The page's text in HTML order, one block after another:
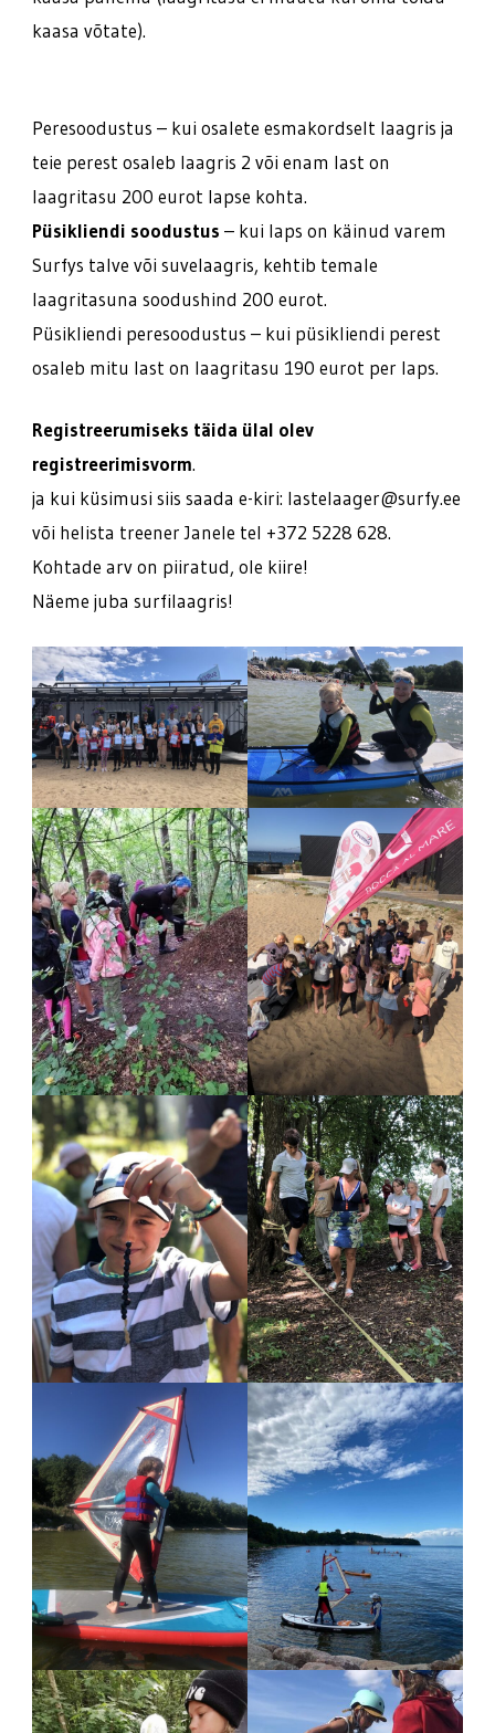
kaasa võtate).
Peresoodustus – kui osalete esmakordselt laagris ja
teie perest osaleb laagris 2 või enam last on
laagritasu 200 eurot lapse kohta.
Püsikliendi soodustus – kui laps on käinud varem
Surfys talve või suvelaagris, kehtib temale
laagritasuna soodushind 200 eurot.
Püsikliendi peresoodustus – kui püsikliendi perest
osaleb mitu last on laagritasu 190 eurot per laps.
Registreerumiseks täida ülal olev
registreerimisvorm.
ja kui küsimusi siis saada e-kiri: lastelaager@surfy.ee
või helista treener Janele tel +372 5228 628.
Kohtade arv on piiratud, ole kiire!
Näeme juba surfilaagris!